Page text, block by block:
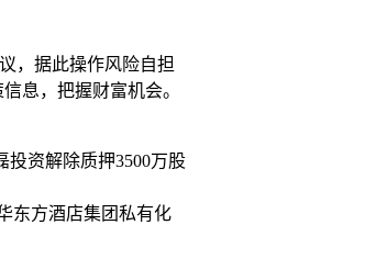
，据此操作风险自担
息，把握财富机会。
投资解除质押3500万股
东方酒店集团私有化